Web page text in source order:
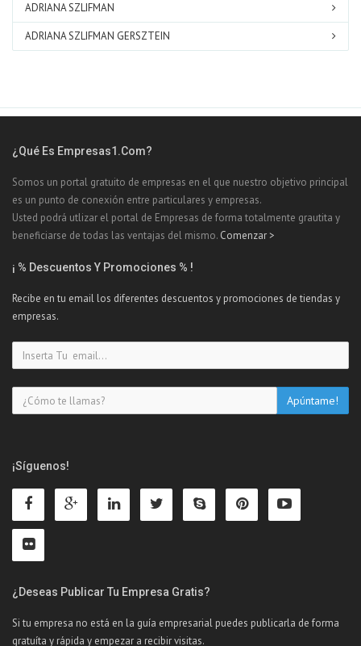
ADRIANA SZLIFMAN
ADRIANA SZLIFMAN GERSZTEIN
¿Qué Es Empresas1.com?
Somos un portal gratuito de empresas en el que nuestro objetivo principal
es un punto de conexión entre particulares y empresas.
Usted podrá utlizar el portal de Empresas de forma totalmente grautita y
beneficiarse de todas las ventajas del mismo. Comenzar >
¡ % Descuentos Y Promociones % !
Recibe en tu email los diferentes descuentos y promociones de tiendas y
empresas.
¡Síguenos!
¿Deseas Publicar Tu Empresa Gratis?
Si tu empresa no está en la guía empresarial puedes publicarla de forma
gratuíta y rápida y empezar a recibir visitas.